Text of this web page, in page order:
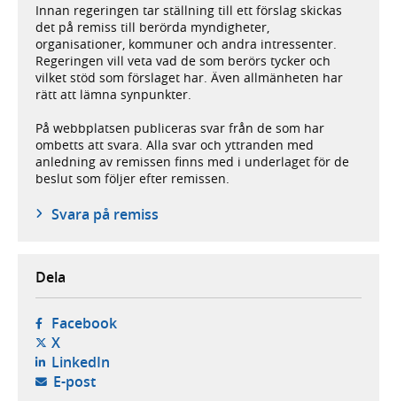
Innan regeringen tar ställning till ett förslag skickas
det på remiss till berörda myndigheter,
organisationer, kommuner och andra intressenter.
Regeringen vill veta vad de som berörs tycker och
vilket stöd som förslaget har. Även allmänheten har
rätt att lämna synpunkter.
På webbplatsen publiceras svar från de som har
ombetts att svara. Alla svar och yttranden med
anledning av remissen finns med i underlaget för de
beslut som följer efter remissen.
Svara på remiss
Dela
Facebook- öppnas i ny flik, extern webbplats,
X- öppnas i ny flik, extern webbplats,
LinkedIn- öppnas i ny flik, extern webbplats,
E-post- öppnar din e-postklient,